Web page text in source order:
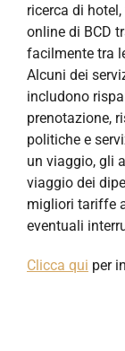
ricerca di
online di BCD
facilmente tra
Alcuni dei
includono
prenotazione,
politiche e
un viaggio, gli
viaggio dei
migliori tariffe
eventuali
Clicca qui per